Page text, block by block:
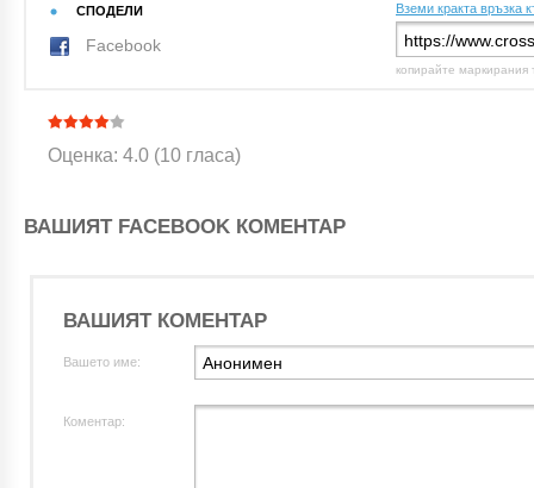
СПОДЕЛИ
Facebook
Вземи кракта връзка
копирайте маркирания
Оценка: 4.0 (10 гласа)
ВАШИЯТ FACEBOOK КОМЕНТАР
ВАШИЯТ КОМЕНТАР
Вашето име:
Коментар: